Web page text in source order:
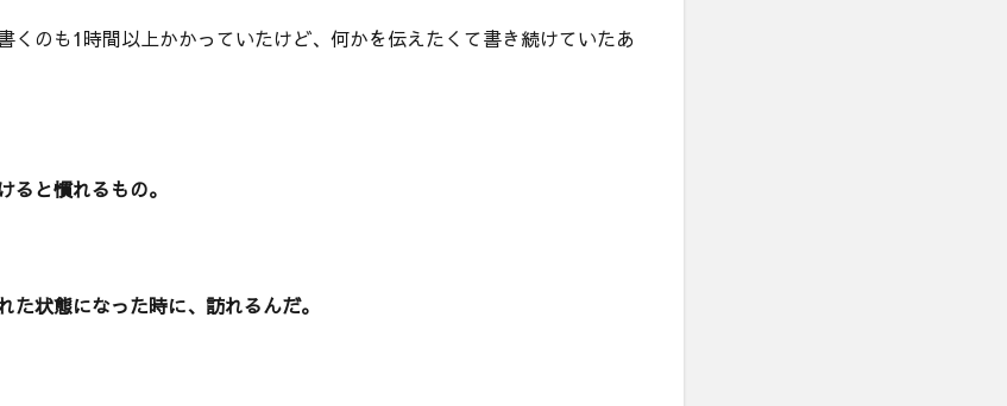
くのも1時間以上かかっていたけど、何かを伝えたくて書き続けていたあ
ると慣れるもの。
た状態になった時に、訪れるんだ。